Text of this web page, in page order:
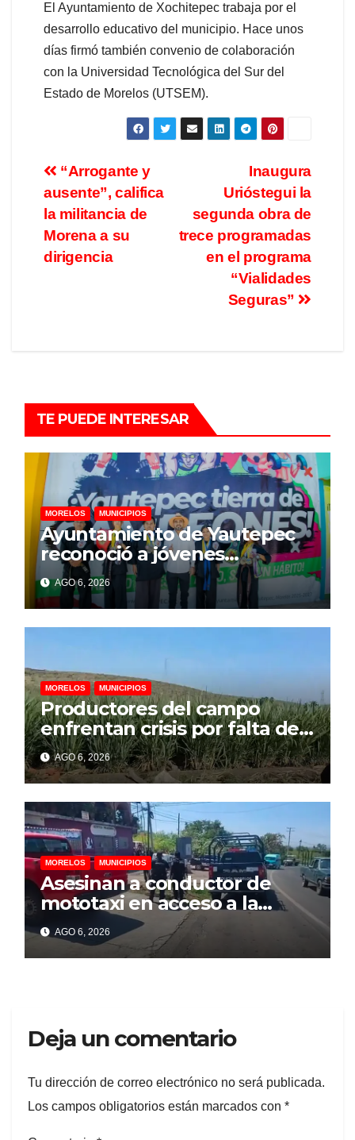
El Ayuntamiento de Xochitepec trabaja por el
desarrollo educativo del municipio. Hace unos
días firmó también convenio de colaboración
con la Universidad Tecnológica del Sur del
Estado de Morelos (UTSEM).
Inaugura
Urióstegui la
segunda obra de
trece programadas
en el programa
“Vialidades
Seguras”
“Arrogante y
ausente”, califica
la militancia de
Morena a su
dirigencia
TE PUEDE INTERESAR
MORELOS MUNICIPIOS
Ayuntamiento de Yautepec
reconoció a jóvenes
campeones de Lima Lama
rumbo a competencia
internacional
AGO 6, 2026
MORELOS MUNICIPIOS
Productores del campo
enfrentan crisis por falta de
financiamiento, advierte
representante cañero
AGO 6, 2026
MORELOS MUNICIPIOS
Asesinan a conductor de
mototaxi en acceso a la
colonia Cazahuates, en
Tlayacapan
AGO 6, 2026
Deja un comentario
Tu dirección de correo electrónico no será publicada.
Los campos obligatorios están marcados con *